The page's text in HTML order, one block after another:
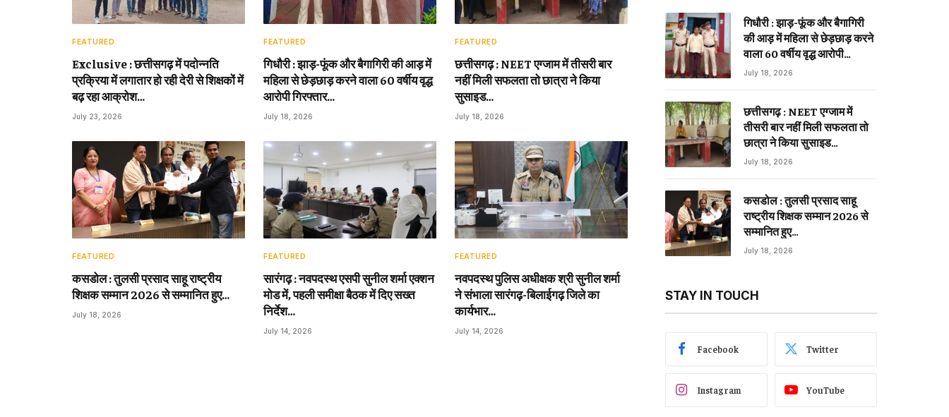
FEATURED
Exclusive : छत्तीसगढ़ में पदोन्नति
प्रक्रिया में लगातार हो रही देरी से शिक्षकों में
बढ़ रहा आक्रोश…
July 23, 2026
FEATURED
गिधौरी : झाड़-फूंक और बैगागिरी की आड़ में
महिला से छेड़छाड़ करने वाला 60 वर्षीय वृद्ध
आरोपी गिरफ्तार…
July 18, 2026
FEATURED
छत्तीसगढ़ : NEET एग्जाम में तीसरी बार
नहीं मिली सफलता तो छात्रा ने किया
सुसाइड…
July 18, 2026
FEATURED
कसडोल : तुलसी प्रसाद साहू राष्ट्रीय
शिक्षक सम्मान 2026 से सम्मानित हुए…
July 18, 2026
FEATURED
सारंगढ़ : नवपदस्थ एसपी सुनील शर्मा एक्शन
मोड में, पहली समीक्षा बैठक में दिए सख्त
निर्देश…
July 14, 2026
FEATURED
नवपदस्थ पुलिस अधीक्षक श्री सुनील शर्मा
ने संभाला सारंगढ़-बिलाईगढ़ जिले का
कार्यभार…
July 14, 2026
गिधौरी : झाड़-फूंक और बैगागिरी
की आड़ में महिला से छेड़छाड़ करने
वाला 60 वर्षीय वृद्ध आरोपी
गिरफ्तार…
July 18, 2026
छत्तीसगढ़ : NEET एग्जाम में
तीसरी बार नहीं मिली सफलता तो
छात्रा ने किया सुसाइड…
July 18, 2026
कसडोल : तुलसी प्रसाद साहू
राष्ट्रीय शिक्षक सम्मान 2026 से
सम्मानित हुए…
July 18, 2026
STAY IN TOUCH
Facebook Twitter
Instagram YouTube